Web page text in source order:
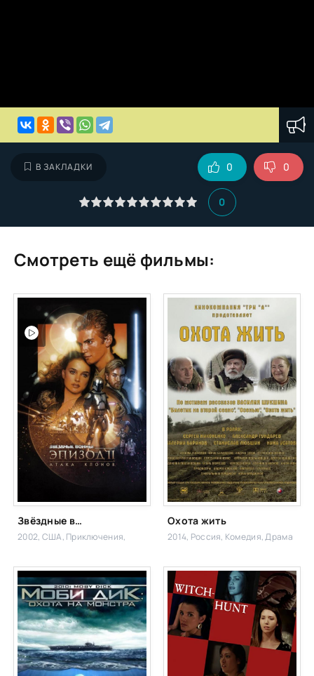
В ЗАКЛАДКИ
0
0 0
Смотреть ещё фильмы:
Звёздные войны. Эпизод II: Атака клонов
2002, США, Приключения,
Охота жить
2014, Россия, Комедия, Драма